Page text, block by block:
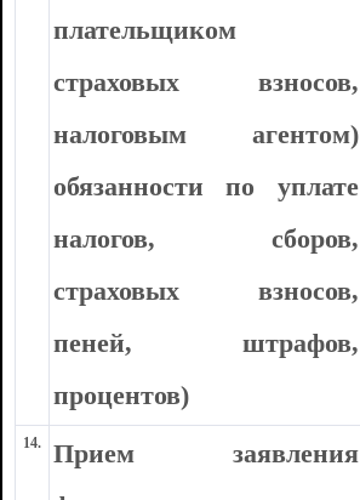
плательщиком
страховых взносов,
налоговым агентом)
обязанности по уплате
налогов, сборов,
страховых взносов,
пеней, штрафов,
процентов)
14.
Прием заявления